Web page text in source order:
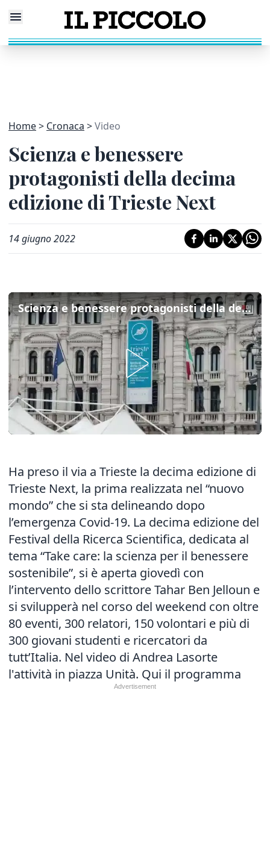
Home Cronaca Video
Scienza e benessere
protagonisti della decima
edizione di Trieste Next
14 giugno 2022
Scienza e benessere protagonisti della decima edizione di Trieste Next
Ha preso il via a Trieste la decima edizione di
Trieste Next, la prima realizzata nel “nuovo
mondo” che si sta delineando dopo
l’emergenza Covid-19. La decima edizione del
Festival della Ricerca Scientifica, dedicata al
tema “Take care: la scienza per il benessere
sostenibile”, si è aperta giovedì con
l’intervento dello scrittore Tahar Ben Jelloun e
si svilupperà nel corso del weekend con oltre
80 eventi, 300 relatori, 150 volontari e più di
300 giovani studenti e ricercatori da
tutt’Italia. Nel video di Andrea Lasorte
l'attività in piazza Unità. Qui il programma